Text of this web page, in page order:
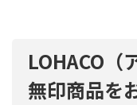
LOHACO（
無印商品を